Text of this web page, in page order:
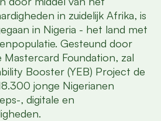
in zuidelijk Afrika, is
in Nigeria - het land met
Gesteund door
Mastercard Foundation, zal
Booster (YEB) Project de
jonge Nigerianen
, digitale en